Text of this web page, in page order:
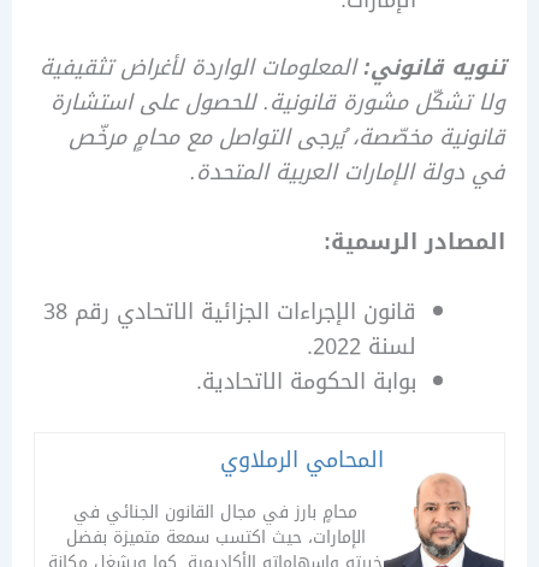
قانوني:المعلومات الواردة لأغراض تثقيفية
مشورة قانونية. للحصول على استشارة
مخصّصة، يُرجى التواصل مع محامٍ مرخّص
الإمارات العربية المتحدة.
الرسمية:
قانون الإجراءات الجزائية الاتحادي رقم 38
بوابة الحكومة الاتحادية.
المحامي الرملاوي
محامٍ بارز في مجال القانون الجنائي في
الإمارات، حيث اكتسب سمعة متميزة بفضل